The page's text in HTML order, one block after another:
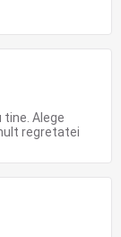
Alege
regretatei